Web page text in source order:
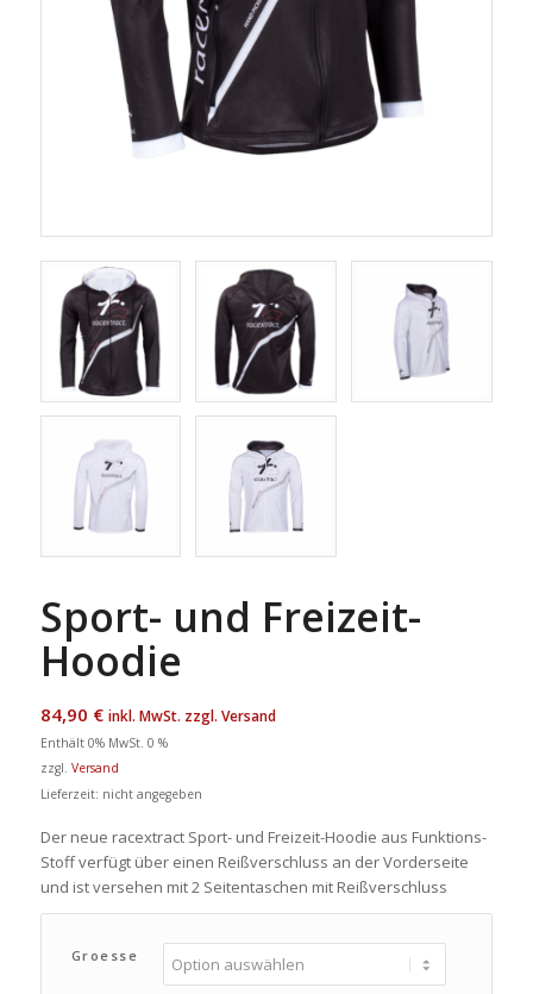
Sport- und Freizeit-
Hoodie
84,90 € inkl. MwSt. zzgl. Versand
Enthält 0% MwSt. 0 %
zzgl. Versand
Lieferzeit: nicht angegeben
Der neue racextract Sport- und Freizeit-Hoodie aus Funktions-
Stoff verfügt über einen Reißverschluss an der Vorderseite
und ist versehen mit 2 Seitentaschen mit Reißverschluss
Groesse